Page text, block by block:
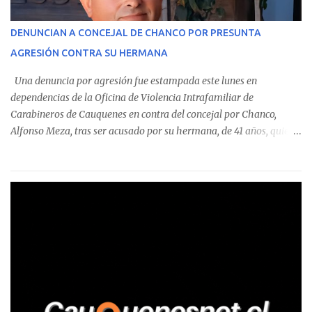
operaciones. Asimismo, se precisa que uno de los casos
corresponde a un funcionario de la Municipalidad de Chanco,
detectaron incumplimientos a la normativa vigente. El informe
precisa que la mayor cantidad de dinero apostado se registró en
Talca, donde...
DENUNCIAN A CONCEJAL DE CHANCO POR PRESUNTA
AGRESIÓN CONTRA SU HERMANA
Una denuncia por agresión fue estampada este lunes en
dependencias de la Oficina de Violencia Intrafamiliar de
Carabineros de Cauquenes en contra del concejal por Chanco,
Alfonso Meza, tras ser acusado por su hermana, de 41 años, quien
relató que los hechos ocurrieron cerca de las 11:30 horas en el
trabajadores, el edil descendió del vehículo y, en medio de la